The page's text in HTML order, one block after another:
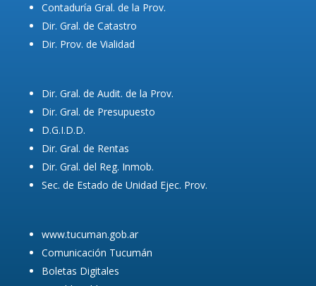
Contaduría Gral. de la Prov.
Dir. Gral. de Catastro
Dir. Prov. de Vialidad
Dir. Gral. de Audit. de la Prov.
Dir. Gral. de Presupuesto
D.G.I.D.D.
Dir. Gral. de Rentas
Dir. Gral. del Reg. Inmob.
Sec. de Estado de Unidad Ejec. Prov.
www.tucuman.gob.ar
Comunicación Tucumán
Boletas Digitales